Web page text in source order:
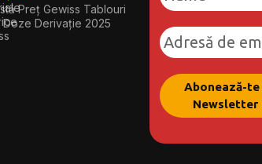
Preț Gewiss Tablouri
Doze Derivație 2025